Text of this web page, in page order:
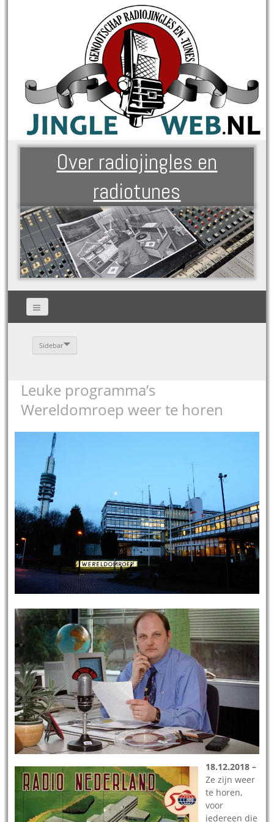
Over radiojingles en
radiotunes
Sidebar
Leuke programma’s
Wereldomroep weer te horen
18.12.2018 –
Ze zijn weer
te horen,
voor
iedereen die